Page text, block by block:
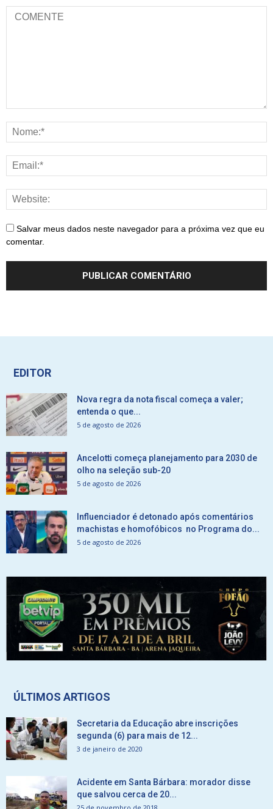
Salvar meus dados neste navegador para a próxima vez que eu
comentar.
EDITOR
Nova regra da nota fiscal começa a valer;
entenda o que...
5 de agosto de 2026
Ancelotti começa planejamento para 2030 de
olho na seleção sub-20
5 de agosto de 2026
Influenciador é detonado após comentários
machistas e homofóbicos no Programa do...
5 de agosto de 2026
ÚLTIMOS ARTIGOS
Secretaria da Educação abre inscrições
segunda (6) para mais de 12...
3 de janeiro de 2020
Acidente em Santa Bárbara: morador disse
que salvou cerca de 20...